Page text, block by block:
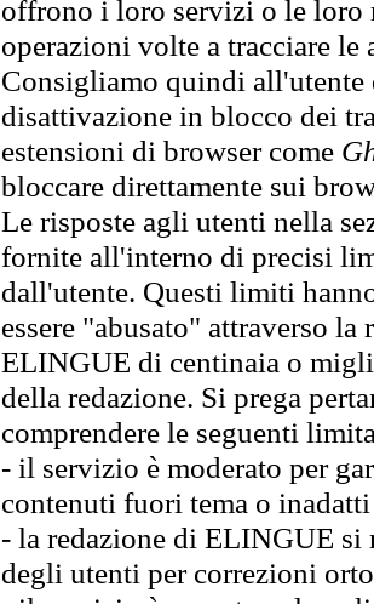
offrono i loro servizi o le loro
operazioni volte a tracciare
Consigliamo quindi all'utente
disattivazione in blocco dei
estensioni di browser come
bloccare direttamente sui
Le risposte agli utenti nella
fornite all'interno di precisi
dall'utente. Questi limiti
essere "abusato" attraverso
ELINGUE di centinaia o
della redazione. Si prega
comprendere le seguenti
- il servizio è moderato per
contenuti fuori tema o
- la redazione di ELINGUE
degli utenti per correzioni